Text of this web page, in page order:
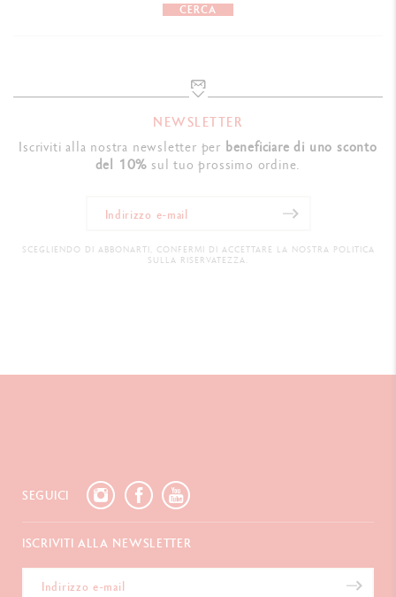
CERCA
NEWSLETTER
Iscriviti alla nostra newsletter per beneficiare di uno sconto
del 10% sul tuo prossimo ordine.
SCEGLIENDO DI ABBONARTI, CONFERMI DI ACCETTARE LA NOSTRA POLITICA
SULLA RISERVATEZZA.
SEGUICI
ISCRIVITI ALLA NEWSLETTER